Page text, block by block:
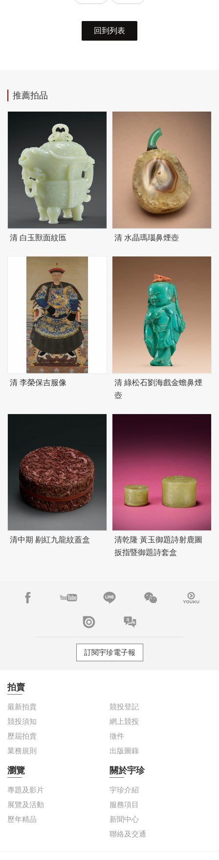
回到列表
推薦拍品
清 白玉獸面紋匜 清 水晶瑪瑙鼻煙壺
清 李榮保吉服像
清 綠松石劉海戲金蟾鼻煙
壺
清中期 剔紅九龍紋蓋盒
清乾隆 黃玉御題詩射鹿圖
扳指暨御題詩套盒
訂閱宇珍電子報
拍賣
最新拍賣
競投登記
競投須知
網上競投
歷屆拍賣
徵件
業務規則
出版圖錄
瀏覽
專題及影片
展覽及活動
歷年精品
關於宇珍
宇珍介紹
服務項目
新聞中心
聯絡及交通